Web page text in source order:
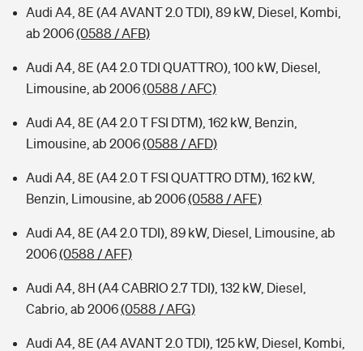
Audi A4, 8E (A4 AVANT 2.0 TDI), 89 kW, Diesel, Kombi,
ab 2006(0588 / AFB)
Audi A4, 8E (A4 2.0 TDI QUATTRO), 100 kW, Diesel,
Limousine, ab 2006(0588 / AFC)
Audi A4, 8E (A4 2.0 T FSI DTM), 162 kW, Benzin,
Limousine, ab 2006(0588 / AFD)
Audi A4, 8E (A4 2.0 T FSI QUATTRO DTM), 162 kW,
Benzin, Limousine, ab 2006(0588 / AFE)
Audi A4, 8E (A4 2.0 TDI), 89 kW, Diesel, Limousine, ab
2006(0588 / AFF)
Audi A4, 8H (A4 CABRIO 2.7 TDI), 132 kW, Diesel,
Cabrio, ab 2006(0588 / AFG)
Audi A4, 8E (A4 AVANT 2.0 TDI), 125 kW, Diesel, Kombi,